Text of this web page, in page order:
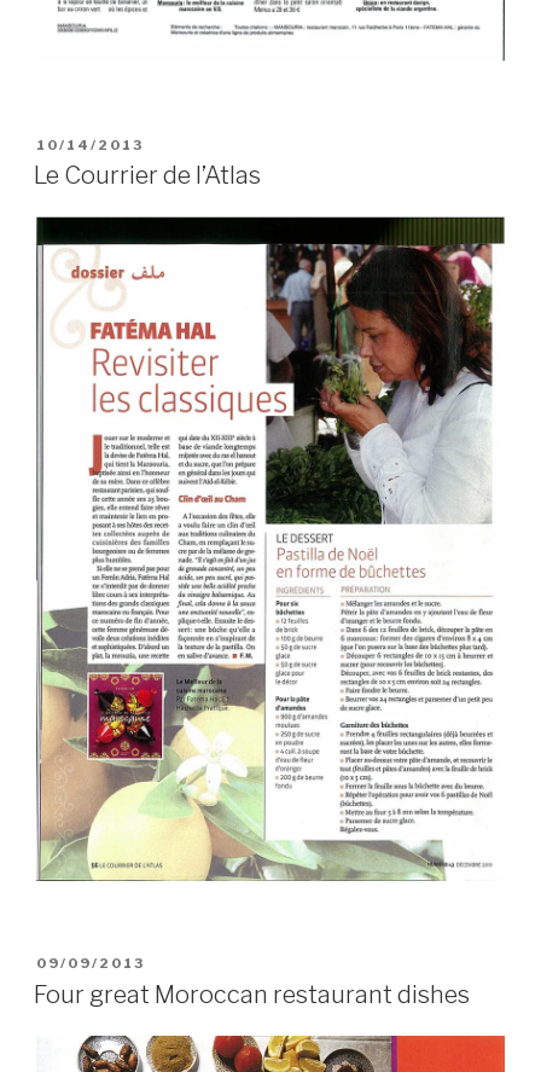
PUBLIÉ
LE
10/14/2013
Le Courrier de l’Atlas
PUBLIÉ
LE
09/09/2013
Four great Moroccan restaurant dishes